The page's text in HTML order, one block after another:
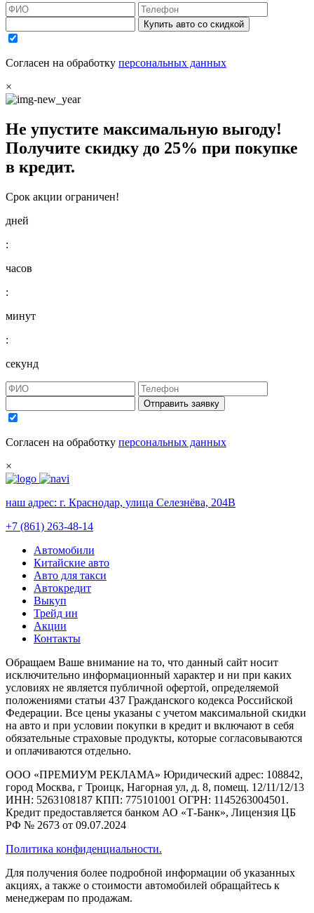
Купить авто со скидкой
Согласен на обработку персональных данных
×
Не упустите максимальную выгоду!
Получите скидку до 25% при покупке
в кредит.
Срок акции ограничен!
дней
:
часов
:
минут
:
секунд
Отправить заявку
Согласен на обработку персональных данных
×
наш адрес: г. Краснодар, улица Селезнёва, 204В
+7 (861) 263-48-14
Автомобили
Китайские авто
Авто для такси
Автокредит
Выкуп
Трейд ин
Акции
Контакты
Обращаем Ваше внимание на то, что данный сайт носит
исключительно информационный характер и ни при каких
условиях не является публичной офертой, определяемой
положениями статьи 437 Гражданского кодекса Российской
Федерации. Все цены указаны с учетом максимальной скидки
на авто и при условии покупки в кредит и включают в себя
обязательные страховые продукты, которые согласовываются
и оплачиваются отдельно.
ООО «ПРЕМИУМ РЕКЛАМА» Юридический адрес: 108842,
город Москва, г Троицк, Нагорная ул, д. 8, помещ. 12/11/12/13
ИНН: 5263108187 КПП: 775101001 ОГРН: 1145263004501.
Кредит предоставляется банком АО «Т-Банк», Лицензия ЦБ
РФ № 2673 от 09.07.2024
Политика конфиденциальности.
Для получения более подробной информации об указанных
акциях, а также о стоимости автомобилей обращайтесь к
менеджерам по продажам.